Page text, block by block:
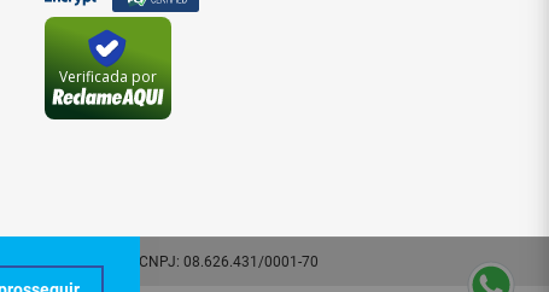
Verificada por
CEP: 01209-000 | CNPJ: 08.626.431/0001-70